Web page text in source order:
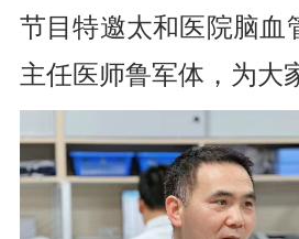
节目特邀太和医院脑血
主任医师鲁军体，为大